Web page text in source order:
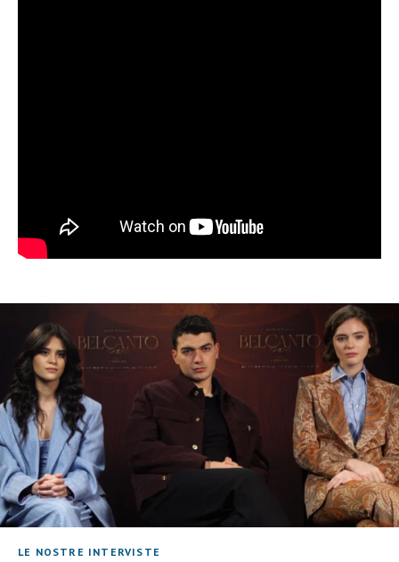
LE NOSTRE INTERVISTE